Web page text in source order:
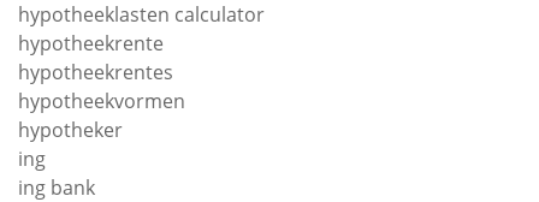
hypotheeklasten calculator
hypotheekrente
hypotheekrentes
hypotheekvormen
hypotheker
ing
ing bank